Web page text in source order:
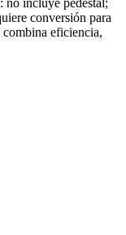
conversión para
combina eficiencia,